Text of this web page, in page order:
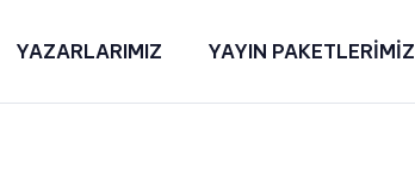
YAZARLARIMIZ YAYIN PAKETLERİMİZ